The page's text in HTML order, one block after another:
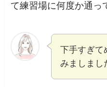
て練習場に何度か通っ
下手すぎて
みましまし